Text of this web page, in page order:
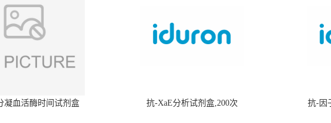
凝血活酶时间试剂盒 抗-XaE分析试剂盒,200次 抗-因